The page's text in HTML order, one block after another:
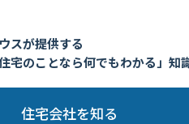
スが提供する
宅のことなら何でもわかる」知
住宅会社を知る